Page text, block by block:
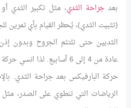
بعدجراحة الثدي، مثل تكبير الثدي أو
(تثبيت الثدي)، يُحظر القيام بأي تمرين
الثديين حتى تلتئم الجروح وبدون إذن
عادة من 4 إلى 6 أسابيع. لذا
حركة البارفيكس بعد جراحة الثدي.
الرياضات التي تنطوي على الصدر، مثل